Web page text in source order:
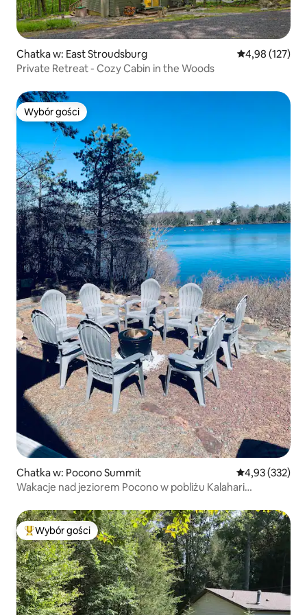
Chatka w: East Stroudsburg Średnia
4,98 (127)
Private Retreat - Cozy Cabin in the Woods
Wybór gości
Wybór gości
Chatka w: Pocono Summit Średnia
4,93 (332)
Wakacje nad jeziorem Pocono w pobliżu Kalahari
Najpopularniejsze z kategorii Wybór gości
Wybór gości